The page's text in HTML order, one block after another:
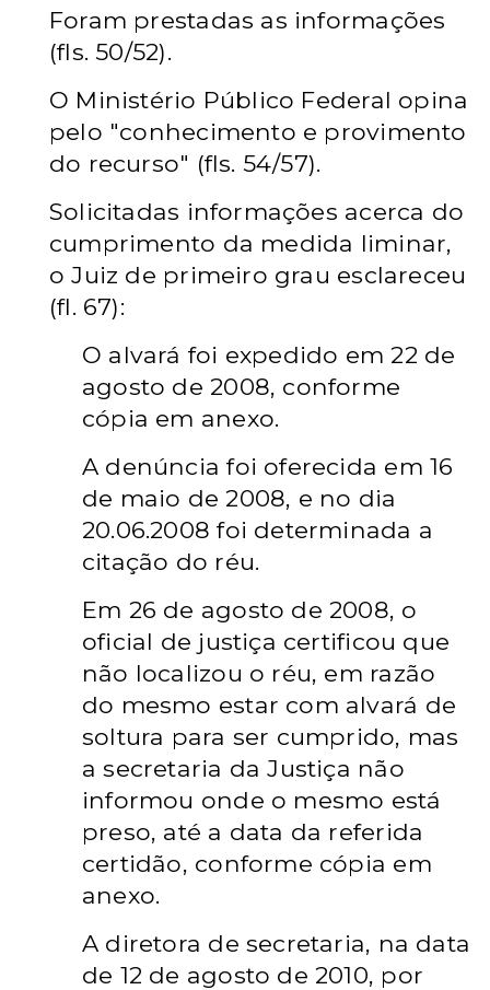
Foram prestadas as informações
(fls. 50/52).
O Ministério Público Federal opina
pelo "conhecimento e provimento
do recurso" (fls. 54/57).
Solicitadas informações acerca do
cumprimento da medida liminar,
o Juiz de primeiro grau esclareceu
(fl. 67):
O alvará foi expedido em 22 de
agosto de 2008, conforme
cópia em anexo.
A denúncia foi oferecida em 16
de maio de 2008, e no dia
20.06.2008 foi determinada a
citação do réu.
Em 26 de agosto de 2008, o
oficial de justiça certificou que
não localizou o réu, em razão
do mesmo estar com alvará de
soltura para ser cumprido, mas
a secretaria da Justiça não
informou onde o mesmo está
preso, até a data da referida
certidão, conforme cópia em
anexo.
A diretora de secretaria, na data
de 12 de agosto de 2010, por